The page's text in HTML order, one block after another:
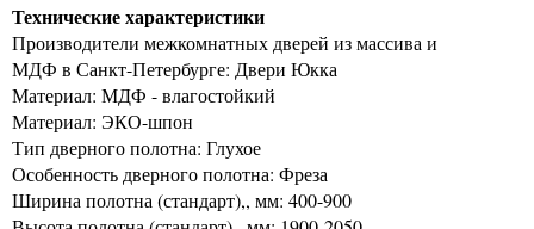
Технические характеристики
Производители межкомнатных дверей из массива и
МДФ в Санкт-Петербурге: Двери Юкка
Материал: МДФ - влагостойкий
Материал: ЭКО-шпон
Тип дверного полотна: Глухое
Особенность дверного полотна: Фреза
Ширина полотна (стандарт),, мм: 400-900